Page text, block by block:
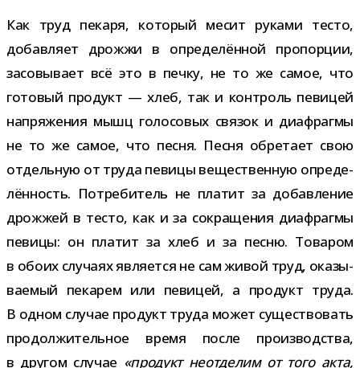
Как труд пекаря, кото­рый месит руками тесто,
добав­ляет дрожжи в опре­де­лён­ной про­пор­ции,
засо­вы­вает всё это в печку, не то же самое, что
гото­вый про­дукт — хлеб, так и кон­троль певи­цей
напря­же­ния мышц голо­со­вых свя­зок и диа­фрагмы
не то же самое, что песня. Песня обре­тает свою
отдель­ную от труда певицы веще­ствен­ную опре­де­
лён­ность. Потребитель не пла­тит за добав­ле­ние
дрож­жей в тесто, как и за сокра­ще­ния диа­фрагмы
певицы: он пла­тит за хлеб и за песню. Товаром
в обоих слу­чаях явля­ется не сам живой труд, ока­зы­
ва­е­мый пека­рем или певи­цей, а про­дукт труда.
В одном слу­чае про­дукт труда может суще­ство­вать
про­дол­жи­тель­ное время после про­из­вод­ства,
в дру­гом слу­чае «про­дукт неот­де­лим от того акта,